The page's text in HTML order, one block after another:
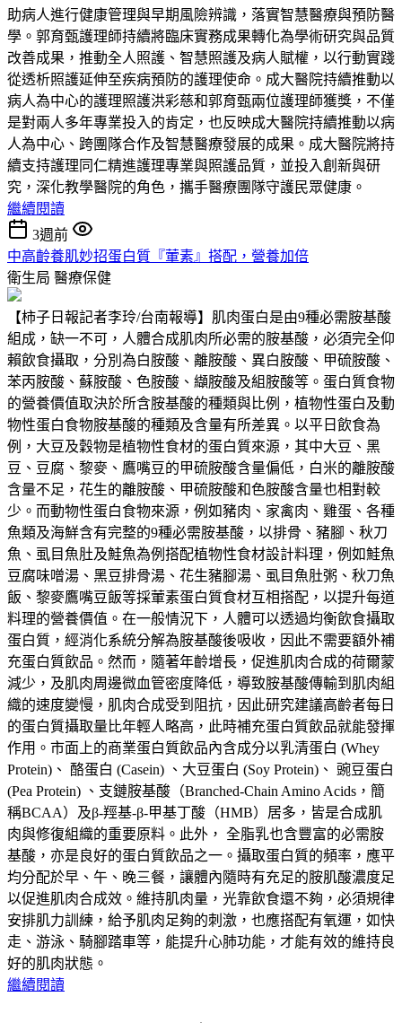
助病人進行健康管理與早期風險辨識，落實智慧醫療與預防醫
學。郭育甄護理師持續將臨床實務成果轉化為學術研究與品質
改善成果，推動全人照護、智慧照護及病人賦權，以行動實踐
從透析照護延伸至疾病預防的護理使命。成大醫院持續推動以
病人為中心的護理照護洪彩慈和郭育甄兩位護理師獲獎，不僅
是對兩人多年專業投入的肯定，也反映成大醫院持續推動以病
人為中心、跨團隊合作及智慧醫療發展的成果。成大醫院將持
續支持護理同仁精進護理專業與照護品質，並投入創新與研
究，深化教學醫院的角色，攜手醫療團隊守護民眾健康。
繼續閱讀
3週前
中高齡養肌妙招蛋白質『葷素』搭配，營養加倍
衛生局 醫療保健
【柿子日報記者李玲/台南報導】肌肉蛋白是由9種必需胺基酸
組成，缺一不可，人體合成肌肉所必需的胺基酸，必須完全仰
賴飲食攝取，分別為白胺酸、離胺酸、異白胺酸、甲硫胺酸、
苯丙胺酸、蘇胺酸、色胺酸、纈胺酸及組胺酸等。蛋白質食物
的營養價值取決於所含胺基酸的種類與比例，植物性蛋白及動
物性蛋白食物胺基酸的種類及含量有所差異。以平日飲食為
例，大豆及穀物是植物性食材的蛋白質來源，其中大豆、黑
豆、豆腐、黎麥、鷹嘴豆的甲硫胺酸含量偏低，白米的離胺酸
含量不足，花生的離胺酸、甲硫胺酸和色胺酸含量也相對較
少。而動物性蛋白食物來源，例如豬肉、家禽肉、雞蛋、各種
魚類及海鮮含有完整的9種必需胺基酸，以排骨、豬腳、秋刀
魚、虱目魚肚及鮭魚為例搭配植物性食材設計料理，例如鮭魚
豆腐味噌湯、黑豆排骨湯、花生豬腳湯、虱目魚肚粥、秋刀魚
飯、黎麥鷹嘴豆飯等採葷素蛋白質食材互相搭配，以提升每道
料理的營養價值。在一般情況下，人體可以透過均衡飲食攝取
蛋白質，經消化系統分解為胺基酸後吸收，因此不需要額外補
充蛋白質飲品。然而，隨著年齡增長，促進肌肉合成的荷爾蒙
減少，及肌肉周邊微血管密度降低，導致胺基酸傳輸到肌肉組
織的速度變慢，肌肉合成受到阻抗，因此研究建議高齡者每日
的蛋白質攝取量比年輕人略高，此時補充蛋白質飲品就能發揮
作用。市面上的商業蛋白質飲品內含成分以乳清蛋白 (Whey
Protein)、 酪蛋白 (Casein) 、大豆蛋白 (Soy Protein)、 豌豆蛋白
(Pea Protein) 、支鏈胺基酸（Branched-Chain Amino Acids，簡
稱BCAA）及β-羥基-β-甲基丁酸（HMB）居多，皆是合成肌
肉與修復組織的重要原料。此外， 全脂乳也含豐富的必需胺
基酸，亦是良好的蛋白質飲品之一。攝取蛋白質的頻率，應平
均分配於早、午、晚三餐，讓體內隨時有充足的胺肌酸濃度足
以促進肌肉合成效。維持肌肉量，光靠飲食還不夠，必須規律
安排肌力訓練，給予肌肉足夠的刺激，也應搭配有氧運，如快
走、游泳、騎腳踏車等，能提升心肺功能，才能有效的維持良
好的肌肉狀態。
繼續閱讀